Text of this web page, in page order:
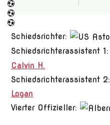
Schiedsrichter:
Schiedsrichterassistent 1:
Calvin H.
Schiedsrichterassistent 2:
Logan
Vierter Offizieller: